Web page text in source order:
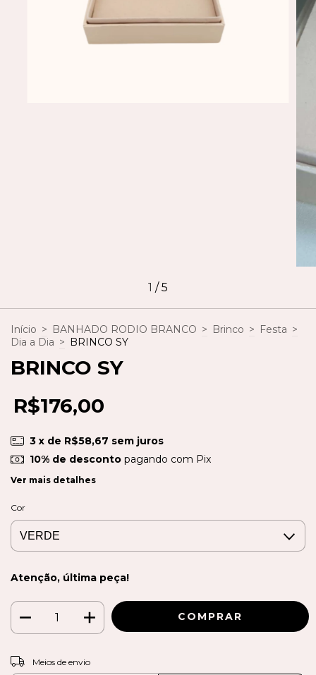
1 /5
Início > BANHADO RODIO BRANCO > Brinco > Festa >
Dia a Dia > BRINCO SY
BRINCO SY
R$176,00
3 x de R$58,67 sem juros
10% de descontopagando com Pix
Ver mais detalhes
Cor
Atenção, última peça!
Entregas para o CEP:
Meios de envio